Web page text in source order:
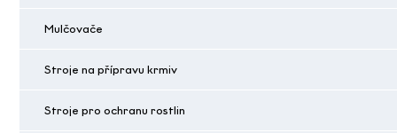
Mulčovače
Stroje na přípravu krmiv
Stroje pro ochranu rostlin